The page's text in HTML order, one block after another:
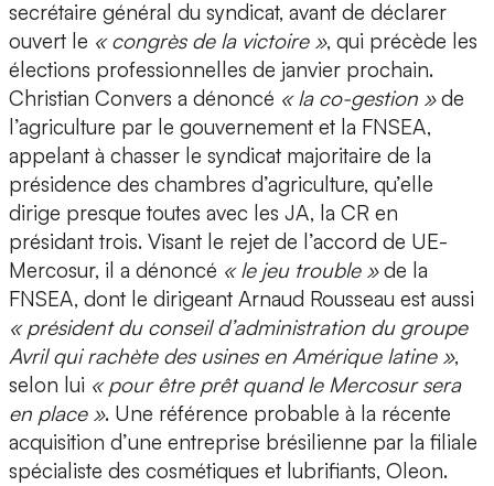
secrétaire général du syndicat, avant de déclarer
ouvert le « congrès de la victoire », qui précède les
élections professionnelles de janvier prochain.
Christian Convers a dénoncé « la co-gestion »de
l’agriculture par le gouvernement et la FNSEA,
appelant à chasser le syndicat majoritaire de la
présidence des chambres d’agriculture, qu’elle
dirige presque toutes avec les JA, la CR en
présidant trois. Visant le rejet de l’accord de UE-
Mercosur, il a dénoncé « le jeu trouble »de la
FNSEA, dont le dirigeant Arnaud Rousseau est aussi
« président du conseil d’administration du groupe
Avril qui rachète des usines en Amérique latine »,
selon lui « pour être prêt quand le Mercosur sera
en place ». Une référence probable à la récente
acquisition d’une entreprise brésilienne par la filiale
spécialiste des cosmétiques et lubrifiants, Oleon.